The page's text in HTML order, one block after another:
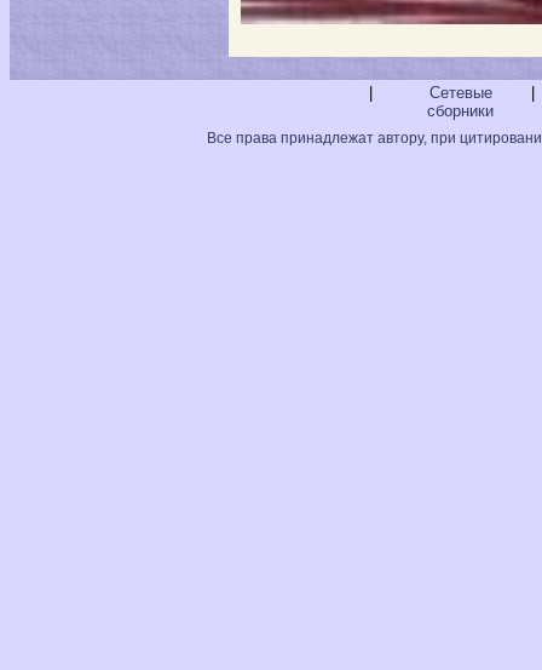
Сетевые
сборники
Все права принадлежат автору, при